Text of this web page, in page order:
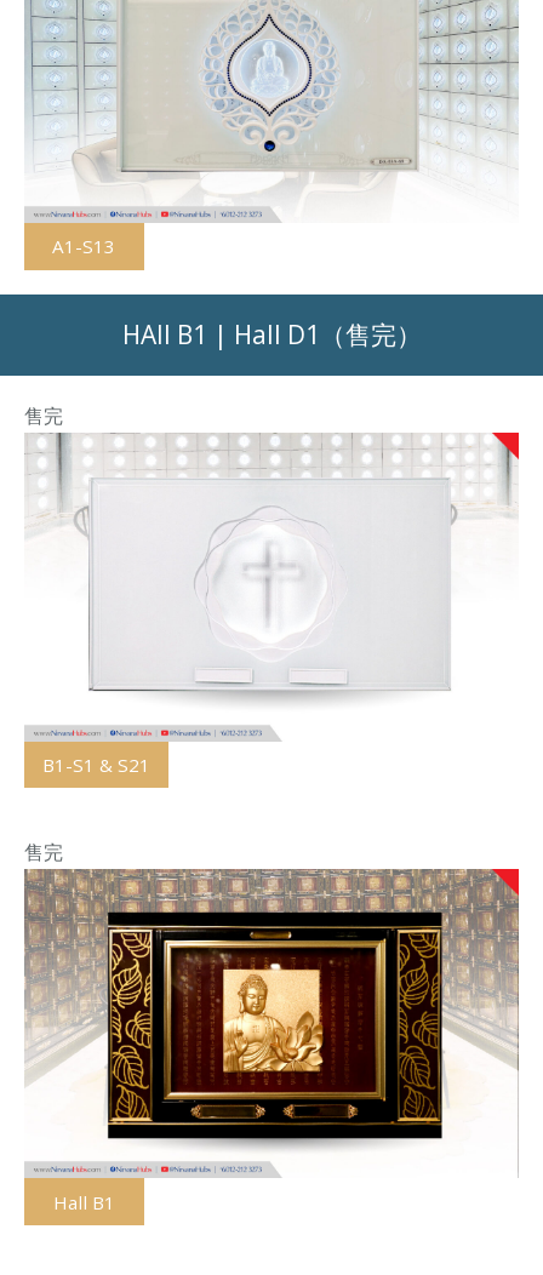
A1-S13
HAll B1 | Hall D1（售完）
售完
B1-S1 & S21
售完
Hall B1